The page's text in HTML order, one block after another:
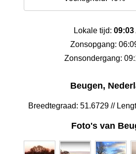
Lokale tijd: 09:03
Zonsopgang:
Zonsondergang:
Beugen,
Breedtegraad: 51.6729 //
Foto's van